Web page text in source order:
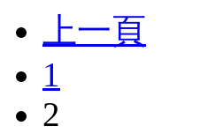
上一頁
1
2